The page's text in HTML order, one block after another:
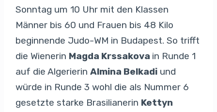
Sonntag um 10 Uhr mit den Klassen
Männer bis 60 und Frauen bis 48 Kilo
beginnende Judo-WM in Budapest. So trifft
die Wienerin Magda Krssakova in Runde 1
auf die Algerierin Almina Belkadi und
würde in Runde 3 wohl die als Nummer 6
gesetzte starke Brasilianerin Kettyn